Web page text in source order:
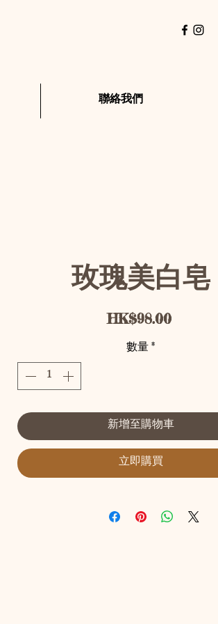
聯絡我們
玫瑰美白皂
HK$98.00價格
數量*
新增至購物車
立即購買